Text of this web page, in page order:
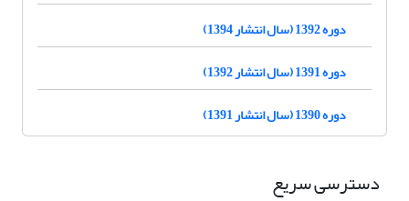
دوره 1392 (سال انتشار 1394)
دوره 1391 (سال انتشار 1392)
دوره 1390 (سال انتشار 1391)
دسترسی سریع